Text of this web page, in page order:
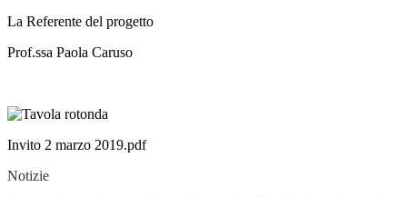
La Referente del progetto
Prof.ssa Paola Caruso
Invito 2 marzo 2019.pdf
Notizie